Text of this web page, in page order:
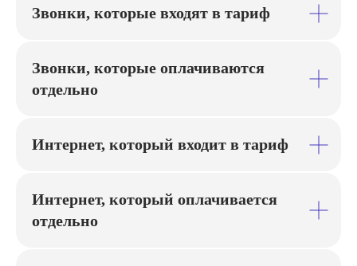
Звонки, которые входят в тариф
Звонки, которые оплачиваются
отдельно
Интернет, который входит в тариф
Интернет, который оплачивается
отдельно